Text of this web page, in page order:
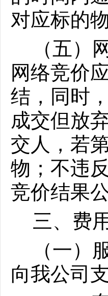
对应标的
（五）
网络竞价
结，同时
成交但放
交人，若
物；不违
竞价结果
三、费用
（一）
向我公司